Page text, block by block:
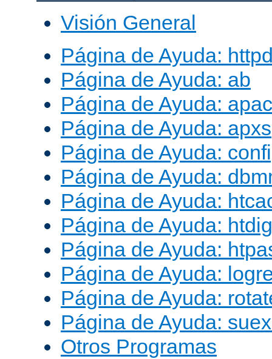
Visión General
Página de Ayuda:
Página de Ayuda: ab
Página de Ayuda:
Página de Ayuda: apxs
Página de Ayuda:
Página de Ayuda:
Página de Ayuda:
Página de Ayuda:
Página de Ayuda:
Página de Ayuda:
Página de Ayuda:
Página de Ayuda:
Otros Programas